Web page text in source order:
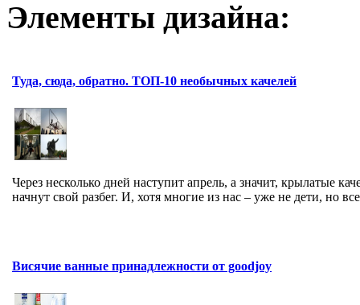
Элементы дизайна:
Туда, сюда, обратно. ТОП-10 необычных качелей
Через несколько дней наступит апрель, а значит, крылатые
начнут свой разбег. И, хотя многие из нас – уже не дети, но
Висячие ванные принадлежности от goodjoy